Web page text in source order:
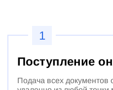
1
Поступление
Подача всех документов